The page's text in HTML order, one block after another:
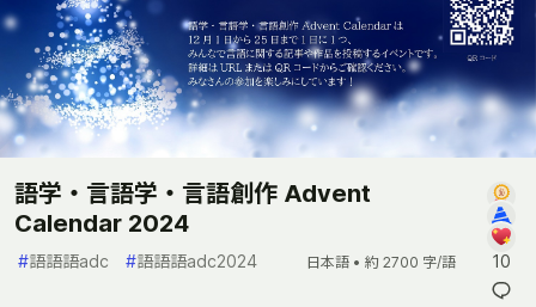
語学・言語学・言語創作 Advent
Calendar 2024
#語語語adc #語語語adc2024 日本語 • 約 2700 字/語 10